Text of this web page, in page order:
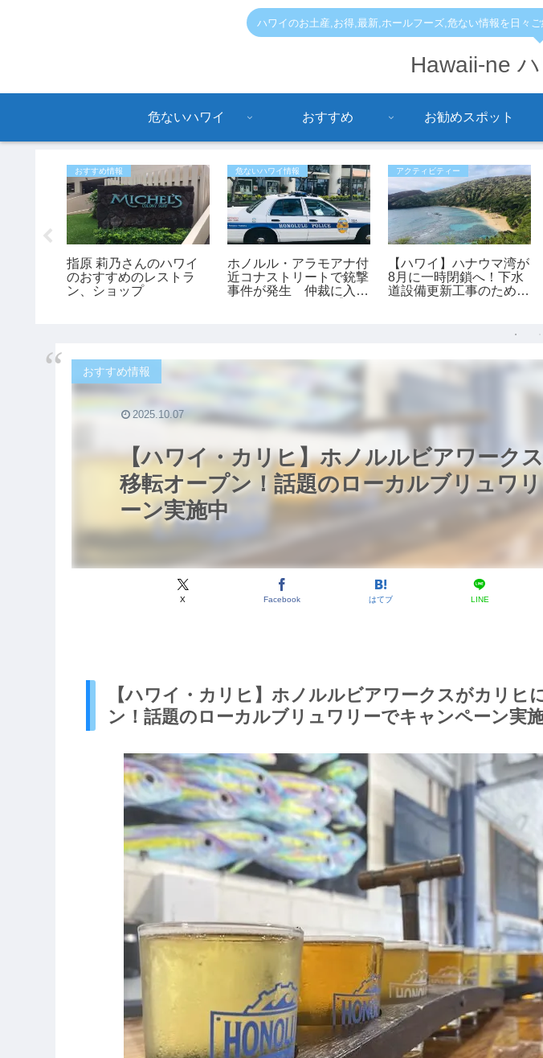
ハワイのお土産,お得,最新,ホールフーズ,危ない情報を日々
Hawaii-ne
危ないハワイ おすすめ お勧めスポット
おすすめ情報
指原 莉乃さんのハワイ
のおすすめのレストラ
ン、ショップ
危ないハワイ情報
ホノルル・アラモアナ付
近コナストリートで銃撃
事件が発生 仲裁に入っ
アクティビティー
【ハワイ】ハナウマ湾が
8月に一時閉鎖へ！下水
道設備更新工事のため9
【ハワイ・カリヒ】ホノルルビアワーク
移転オープン！話題のローカルブリュワ
ーン実施中
おすすめ情報
X Facebook はてブ LINE
2025.10.07
【ハワイ・カリヒ】ホノルルビアワークスがカリヒ
ン！話題のローカルブリュワリーでキャンペーン実